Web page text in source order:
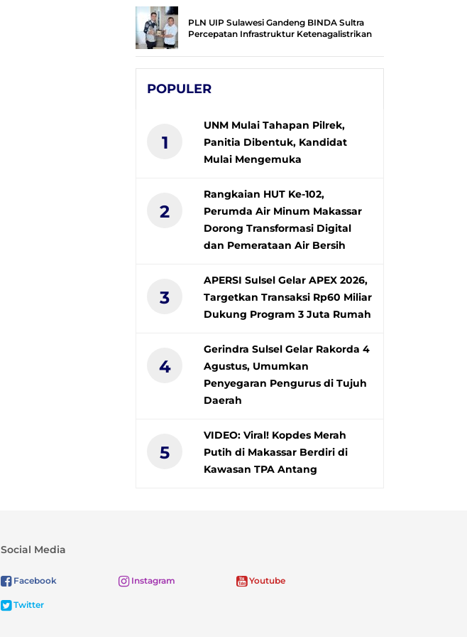
PLN UIP Sulawesi Gandeng BINDA Sultra
Percepatan Infrastruktur Ketenagalistrikan
POPULER
1
UNM Mulai Tahapan Pilrek,
Panitia Dibentuk, Kandidat
Mulai Mengemuka
2
Rangkaian HUT Ke-102,
Perumda Air Minum Makassar
Dorong Transformasi Digital
dan Pemerataan Air Bersih
3
APERSI Sulsel Gelar APEX 2026,
Targetkan Transaksi Rp60 Miliar
Dukung Program 3 Juta Rumah
4
Gerindra Sulsel Gelar Rakorda 4
Agustus, Umumkan
Penyegaran Pengurus di Tujuh
Daerah
5
VIDEO: Viral! Kopdes Merah
Putih di Makassar Berdiri di
Kawasan TPA Antang
Social Media
Facebook Instagram Youtube
Twitter